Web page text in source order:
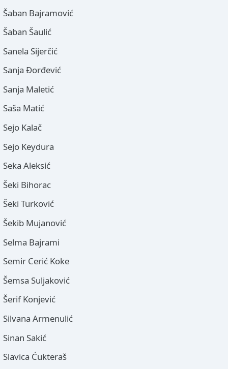
Šaban Bajramović
Šaban Šaulić
Sanela Sijerčić
Sanja Đorđević
Sanja Maletić
Saša Matić
Sejo Kalač
Sejo Keydura
Seka Aleksić
Šeki Bihorac
Šeki Turković
Šekib Mujanović
Selma Bajrami
Semir Cerić Koke
Šemsa Suljaković
Šerif Konjević
Silvana Armenulić
Sinan Sakić
Slavica Ćukteraš